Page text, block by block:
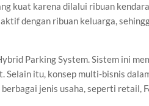
kuat karena dilalui ribuan
dengan ribuan keluarga,
Parking System. Sistem ini
Selain itu, konsep multi-bisnis
jenis usaha, seperti retail,